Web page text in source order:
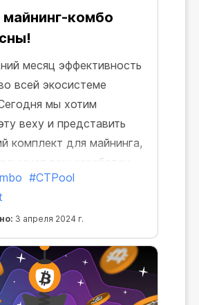
комбо
месяц эффективность
всей экосистеме
мы хотим
веху и представить
комплект для майнинга,
ваш заработок
и
#CTPool
3 апреля 2024 г.